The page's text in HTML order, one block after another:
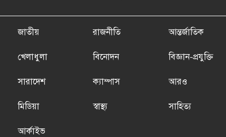
জাতীয় রাজনীতি আন্তর্জাতিক
খেলাধুলা বিনোদন বিজ্ঞান-প্রযুক্তি
সারাদেশ ক্যাম্পাস আরও
মিডিয়া স্বাস্থ্য সাহিত্য
আর্কাইভ